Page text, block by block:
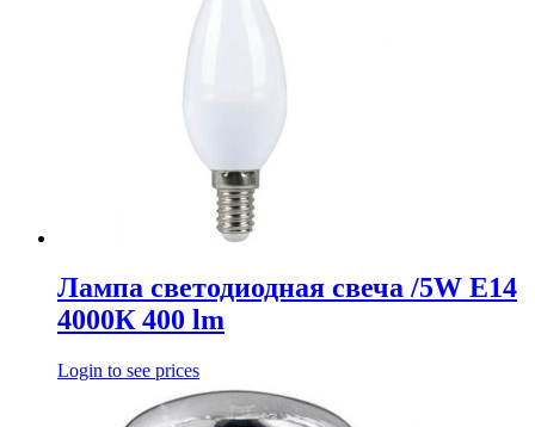
Лампа светодиодная свеча /5W E14
4000К 400 lm
Login to see prices